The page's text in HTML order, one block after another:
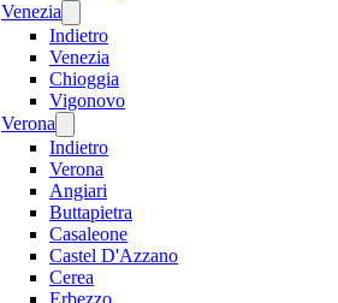
Venezia
Indietro
Venezia
Chioggia
Vigonovo
Verona
Indietro
Verona
Angiari
Buttapietra
Casaleone
Castel D'Azzano
Cerea
Erbezzo